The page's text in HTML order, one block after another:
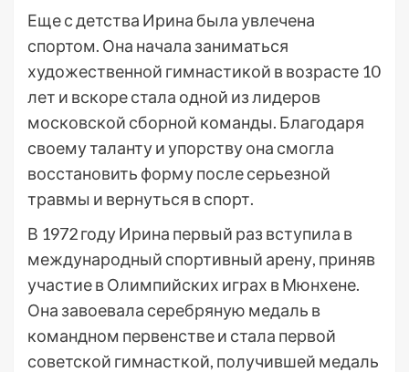
Еще с детства Ирина была увлечена
спортом. Она начала заниматься
художественной гимнастикой в возрасте 10
лет и вскоре стала одной из лидеров
московской сборной команды. Благодаря
своему таланту и упорству она смогла
восстановить форму после серьезной
травмы и вернуться в спорт.
В 1972 году Ирина первый раз вступила в
международный спортивный арену, приняв
участие в Олимпийских играх в Мюнхене.
Она завоевала серебряную медаль в
командном первенстве и стала первой
советской гимнасткой, получившей медаль